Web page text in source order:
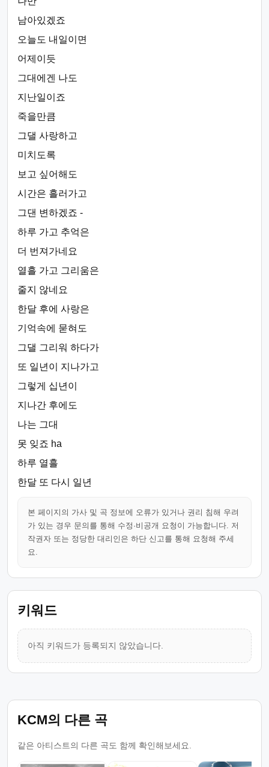
남아있겠죠
오늘도 내일이면
어제이듯
그대에겐 나도
지난일이죠
죽을만큼
그댈 사랑하고
미치도록
보고 싶어해도
시간은 흘러가고
그댄 변하겠죠 -
하루 가고 추억은
더 번져가네요
열흘 가고 그리움은
줄지 않네요
한달 후에 사랑은
기억속에 묻혀도
그댈 그리워 하다가
또 일년이 지나가고
그렇게 십년이
지나간 후에도
나는 그대
못 잊죠 ha
하루 열흘
한달 또 다시 일년
본 페이지의 가사 및 곡 정보에 오류가 있거나 권리 침해 우려
가 있는 경우 문의를 통해 수정·비공개 요청이 가능합니다. 저
작권자 또는 정당한 대리인은 하단 신고를 통해 요청해 주세
요.
키워드
아직 키워드가 등록되지 않았습니다.
KCM의 다른 곡
같은 아티스트의 다른 곡도 함께 확인해보세요.